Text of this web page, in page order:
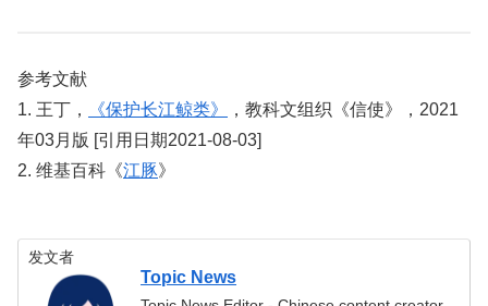
参考文献
1. 王丁，
《保护长江鲸类》
，教科文组织《信使》，2021
年03月版 [引用日期2021-08-03]
2. 维基百科《江豚》
发文者
Topic News